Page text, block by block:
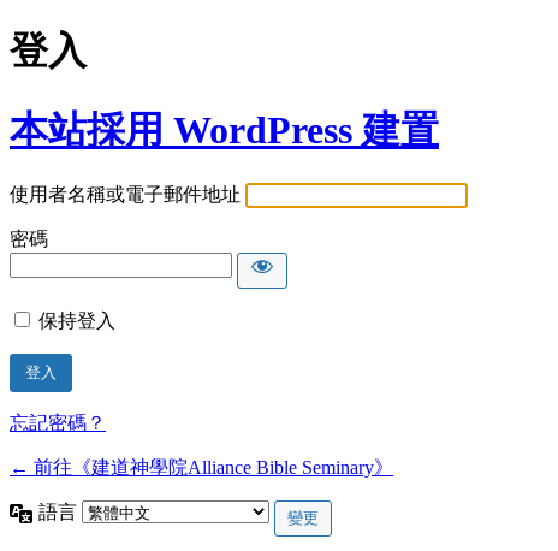
登入
本站採用 WordPress 建置
使用者名稱或電子郵件地址
密碼
保持登入
忘記密碼？
← 前往《建道神學院Alliance Bible Seminary》
語言